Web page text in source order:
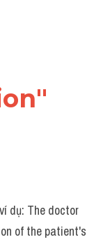
dụ: The doctor
of the patient's